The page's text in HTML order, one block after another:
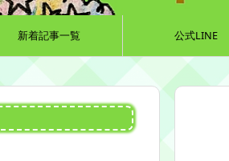
新着記事一覧 公式LINE